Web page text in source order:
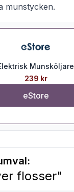
munstycken.
Munsköljare
239 kr
eStore
flosser"